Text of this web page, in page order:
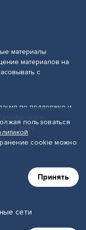
материалы
материалов на
с
по поддержке и
(2 этаж)
пользоваться
cookie можно
Принять
сети